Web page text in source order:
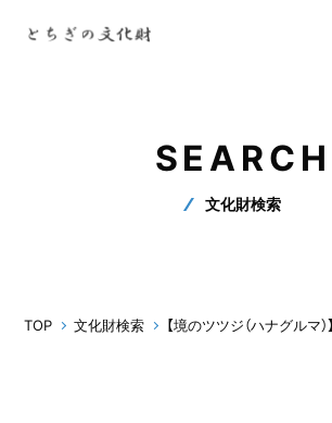
SEARCH
文化財検索
TOP 文化財検索 【境のツツジ（ハナグルマ）】